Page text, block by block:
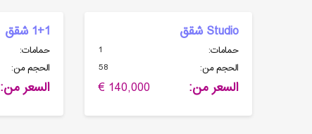
Studio شقق
حمامات:
1
الحجم من:
58
السعر من: 140,000 €
1+1 شقق
حمامات:
الحجم من:
السعر من: